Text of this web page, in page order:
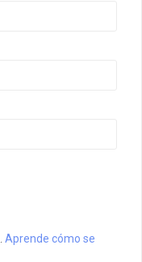
Aprende cómo se